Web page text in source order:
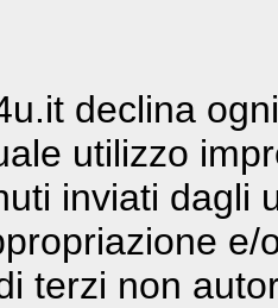
declina
utilizzo
inviati dagli
terzi non